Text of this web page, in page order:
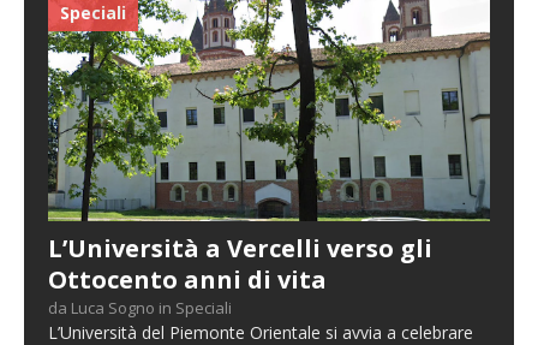
Speciali
L’Università a Vercelli verso gli
Ottocento anni di vita
da Luca Sogno in Speciali
L’Università del Piemonte Orientale si avvia a celebrare